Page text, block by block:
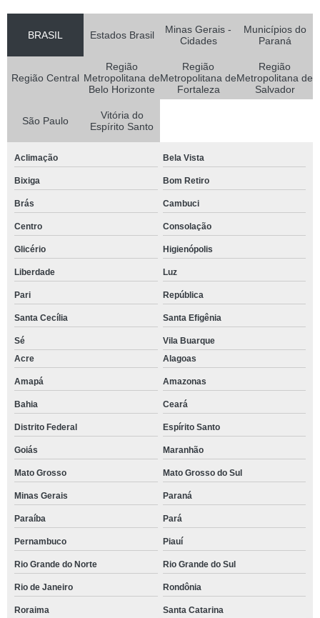
BRASIL Estados Brasil
Minas Gerais -
Cidades
Municípios do
Paraná
Região Central
Região
Metropolitana de
Belo Horizonte
Região
Metropolitana de
Fortaleza
Região
Metropolitana de
Salvador
São Paulo
Vitória do
Espírito Santo
Aclimação Bela Vista
Bixiga Bom Retiro
Brás Cambuci
Centro Consolação
Glicério Higienópolis
Liberdade Luz
Pari República
Santa Cecília Santa Efigênia
Sé
Vila Buarque
Acre
Alagoas
Amapá Amazonas
Bahia Ceará
Distrito Federal Espírito Santo
Goiás Maranhão
Mato Grosso Mato Grosso do Sul
Minas Gerais Paraná
Paraíba Pará
Pernambuco Piauí
Rio Grande do Norte Rio Grande do Sul
Rio de Janeiro Rondônia
Roraima Santa Catarina